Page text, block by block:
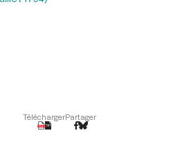
TéléchargerPartager